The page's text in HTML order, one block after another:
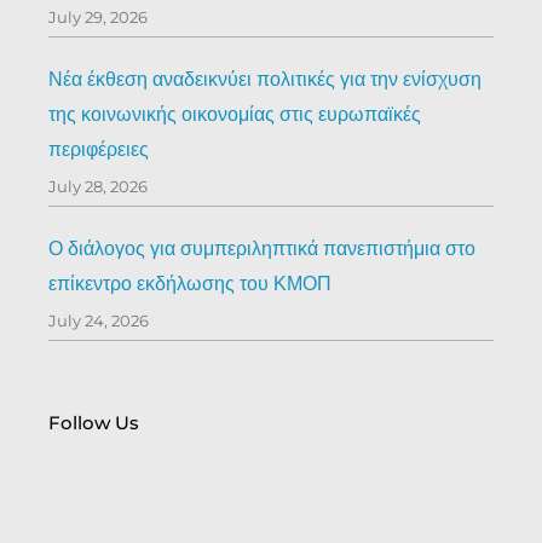
July 29, 2026
Νέα έκθεση αναδεικνύει πολιτικές για την ενίσχυση
της κοινωνικής οικονομίας στις ευρωπαϊκές
περιφέρειες
July 28, 2026
Ο διάλογος για συμπεριληπτικά πανεπιστήμια στο
επίκεντρο εκδήλωσης του ΚΜΟΠ
July 24, 2026
Follow Us